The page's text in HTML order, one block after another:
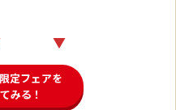
▼
定フェアを
みる！